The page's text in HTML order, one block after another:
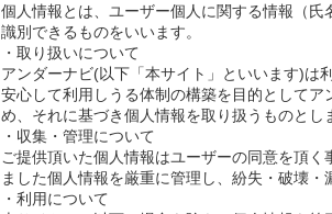
個人情報とは、ユーザー個人に関する情報（
識別できるものをいいます。
・取り扱いについて
アンダーナビ(以下「本サイト」といいます)は
安心して利用しうる体制の構築を目的として
め、それに基づき個人情報を取り扱うものとし
・収集・管理について
ご提供頂いた個人情報はユーザーの同意を頂
ました個人情報を厳重に管理し、紛失・破壊
・利用について